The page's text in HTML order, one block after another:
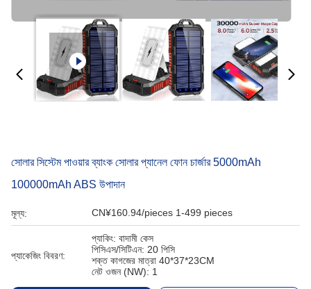
সোলার সিস্টেম পাওয়ার ব্যাংক সোলার প্যানেল ফোন চার্জার 5000mAh
100000mAh ABS উপাদান
মূল্য: CN¥160.94/pieces 1-499 pieces
প্যাকেজিং বিবরণ:
প্যাকিং: বাদামী কেস
পিসিএস/সিটিএন: 20 পিসি
শক্ত কাগজের মাত্রা 40*37*23CM
নেট ওজন (NW): 1